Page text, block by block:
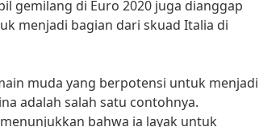
gemilang di Euro 2020 juga dianggap
menjadi bagian dari skuad Italia di
muda yang berpotensi untuk menjadi
adalah salah satu contohnya.
bahwa ia layak untuk